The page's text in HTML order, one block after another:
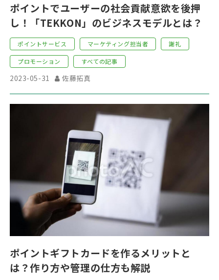
ポイントでユーザーの社会貢献意欲を後押
し！「TEKKON」のビジネスモデルとは？
ポイントサービス マーケティング担当者 謝礼
プロモーション すべての記事
2023-05-31 佐藤拓真
ポイントギフトカードを作るメリットと
は？作り方や管理の仕方も解説